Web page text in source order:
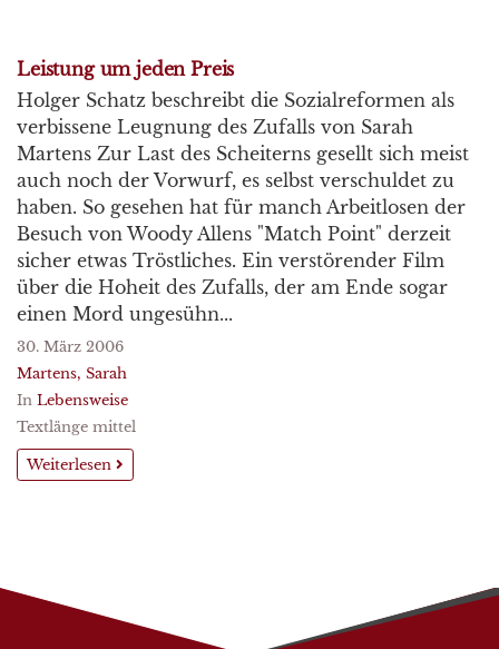
Leistung um jeden Preis
Holger Schatz beschreibt die Sozialreformen als
verbissene Leugnung des Zufalls von Sarah
Martens Zur Last des Scheiterns gesellt sich meist
auch noch der Vorwurf, es selbst verschuldet zu
haben. So gesehen hat für manch Arbeitlosen der
Besuch von Woody Allens "Match Point" derzeit
sicher etwas Tröstliches. Ein verstörender Film
über die Hoheit des Zufalls, der am Ende sogar
einen Mord ungesühn...
30. März 2006
Martens, Sarah
In Lebensweise
Textlänge mittel
Weiterlesen